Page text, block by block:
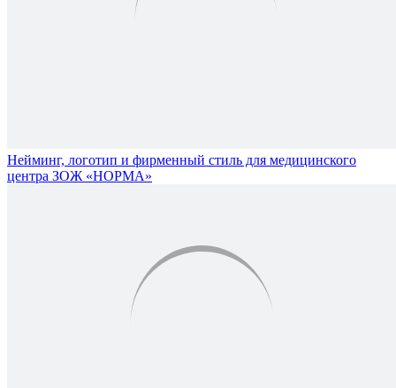
Нейминг, логотип и фирменный стиль для медицинского
центра ЗОЖ «НОРМА»